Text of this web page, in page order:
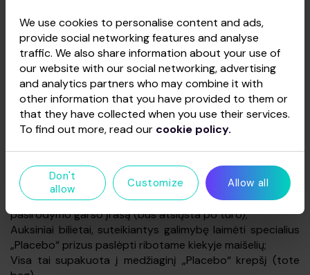
Originalaus „Bruise Pristine“ singlo perleistas įrašas (7”
Flexi-disc);
Plakatas (12″ x 12″ meno spaudas ant 350 g/m²
popieriaus);
6 vnt. A6 formato atvirukų rinkinys (4/1, 300 g/m²
popierius);
VIP laminatas / virvelė (nesuteikia teisės patekti į renginį);
Metalinė „Placebo“ piliulių dėžutė;
„Placebo“ 30-mečio kojinės;
Atspausdintas suvenyrinis bilietas į koncertą, kuriame
lankysitės (suvenyrinis bilietas nesuteikia teisės patekti į
renginį);
Išskirtinė nuoroda į 2026 m. žiemos turo gyvo
pasirodymo garso įrašą (bus atsiųsta po turo);
Auksiniai bilietai, suteikiantys galimybę laimėti specialius
„Placebo“ prizus paslėpti ribotame kiekyje maišelių;
Visa tai supakuota į medžiaginį „Placebo“ krepšį (tote
We use cookies to personalise content and ads,
provide social networking features and analyse
traffic. We also share information about your use of
our website with our social networking, advertising
and analytics partners who may combine it with
other information that you have provided to them or
that they have collected when you use their services.
To find out more, read our cookie policy.
Don't
allow
Customize Allow all